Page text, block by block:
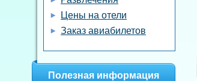
Цены на отели
Заказ авиабилетов
Полезная информация